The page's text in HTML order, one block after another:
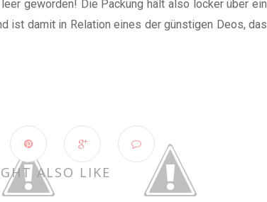
geworden! Die Packung hält also locker über ein
ist damit in Relation eines der günstigen Deos, das
ALSO LIKE